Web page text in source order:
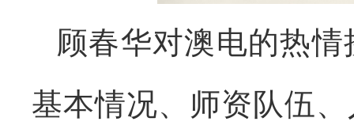
顾春华对澳电的热
基本情况、师资队伍